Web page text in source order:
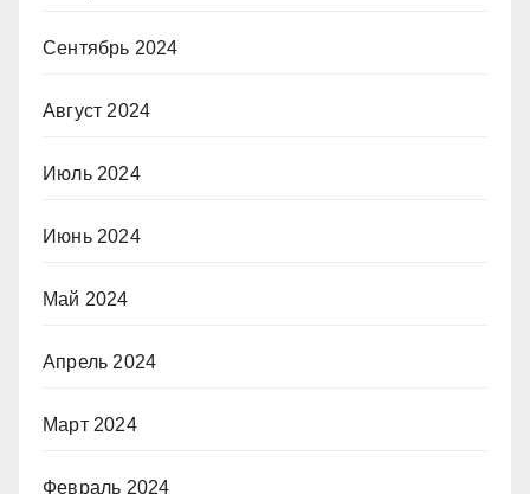
Сентябрь 2024
Август 2024
Июль 2024
Июнь 2024
Май 2024
Апрель 2024
Март 2024
Февраль 2024